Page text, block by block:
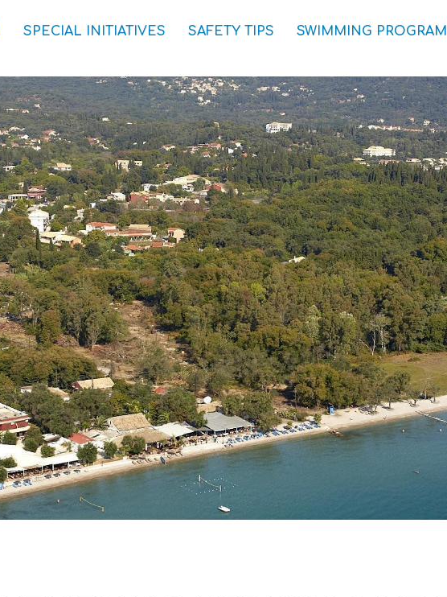
SPECIAL INITIATIVES SAFETY TIPS SWIMMING PROGRAM